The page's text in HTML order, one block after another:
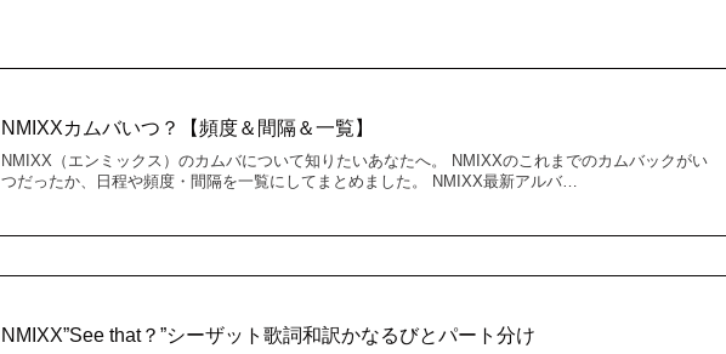
NMIXXカムバいつ？【頻度＆間隔＆一覧】
NMIXX（エンミックス）のカムバについて知りたいあなたへ。 NMIXXのこれまでのカムバックがい
つだったか、日程や頻度・間隔を一覧にしてまとめました。 NMIXX最新アルバ…
NMIXX”See that？”シーザット歌詞和訳かなるびとパート分け